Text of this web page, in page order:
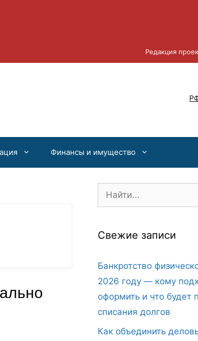
Редакция
Финансы и имущество
Поиск:
Свежие записи
Банкротство
2026 году — кому
оформить и что будет
списания долгов
Как объединить